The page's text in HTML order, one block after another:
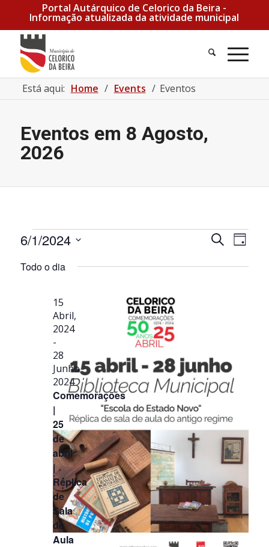
Portal Autárquico de Celorico da Beira -
Informação atualizada da atividade municipal
Pesquisa
Está aqui: Home / Events / Eventos
Eventos em 8 Agosto,
2026
Eventos for 1 Junho, 2024
pesquisa
Pesquisar
de
Dia
6/1/2024
a
Todo o dia
Comemorações
|
25
de
abril
|
Réplica
de
Sala
de
Aula
15
Abril,
2024
-
28
Junho,
2024